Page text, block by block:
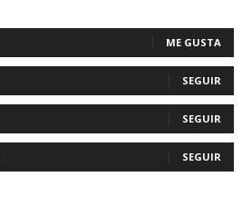
ME GUSTA
SEGUIR
SEGUIR
SEGUIR